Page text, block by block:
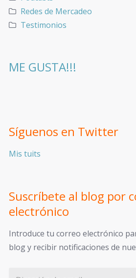
Redes de Mercadeo
Testimonios
ME GUSTA!!!
Síguenos en Twitter
Mis tuits
Suscríbete al blog por
electrónico
Introduce tu correo electrónico
blog y recibir notificaciones de